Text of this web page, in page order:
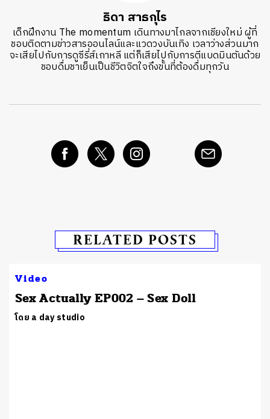
ธิดา สาธกุไร
เด็กฝึกงาน The momentum เดินทางมาไกลจากเชียงใหม่ ผู้ที่
ชอบติดตามข่าวสารออนไลน์และแวดวงบันเทิง เวลาว่างส่วนมาก
จะเสียไปกับการดูซีรี่ส์เกาหลี แต่ก็เสียไปกับการตีแบดมินตันด้วย
ชอบดื่มชาเย็นเป็นชีวิตจิตใจถึงขั้นที่ต้องดื่มทุกวัน
RELATED POSTS
Video
Sex Actually EP002 – Sex Doll
โดย a day studio